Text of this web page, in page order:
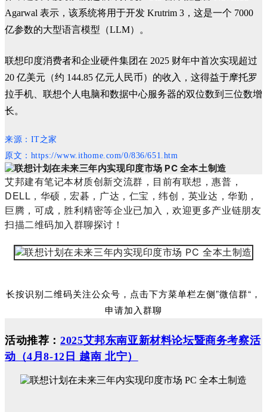
Agarwal 表示，该系统将用于开发 Krutrim 3，这是一个 7000
亿参数的大型语言模型（LLM）。
联想印度消费者和企业硬件集团在 2025 财年中首次实现超过
20 亿美元（约 144.85 亿元人民币）的收入，这得益于摩托罗
拉手机、联想个人电脑和数据中心服务器的双位数到三位数增
长。
来源：IT之家
原文：https://www.ithome.com/0/836/651.htm
艾邦建有笔记本材质创新交流群，目前有联想，惠普，
DELL，华硕，宏碁，广达，仁宝，纬创，英业达，华勤，
巨腾，可成，胜利精密等企业已加入，欢迎更多产业链朋友
扫描二维码加入群聊探讨！
长按识别二维码关注公众号，点击下方菜单栏左侧”微信群“，
申请加入群聊
活动推荐：2025艾邦东南亚新材料论坛暨商务考察活
动（4月8-12日 越南 北宁）